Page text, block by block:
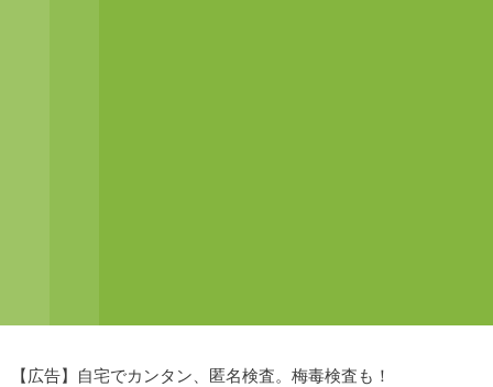
【広告】自宅でカンタン、匿名検査。梅毒検査も！